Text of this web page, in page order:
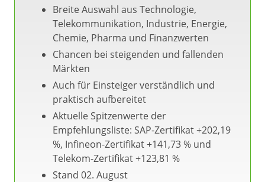
Breite Auswahl aus Technologie,
Telekommunikation, Industrie, Energie,
Chemie, Pharma und Finanzwerten
Chancen bei steigenden und fallenden
Märkten
Auch für Einsteiger verständlich und
praktisch aufbereitet
Aktuelle Spitzenwerte der
Empfehlungsliste: SAP-Zertifikat +202,19
%, Infineon-Zertifikat +141,73 % und
Telekom-Zertifikat +123,81 %
Stand 02. August